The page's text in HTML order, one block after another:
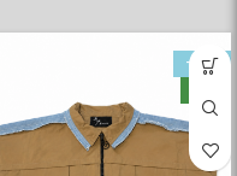
-33%